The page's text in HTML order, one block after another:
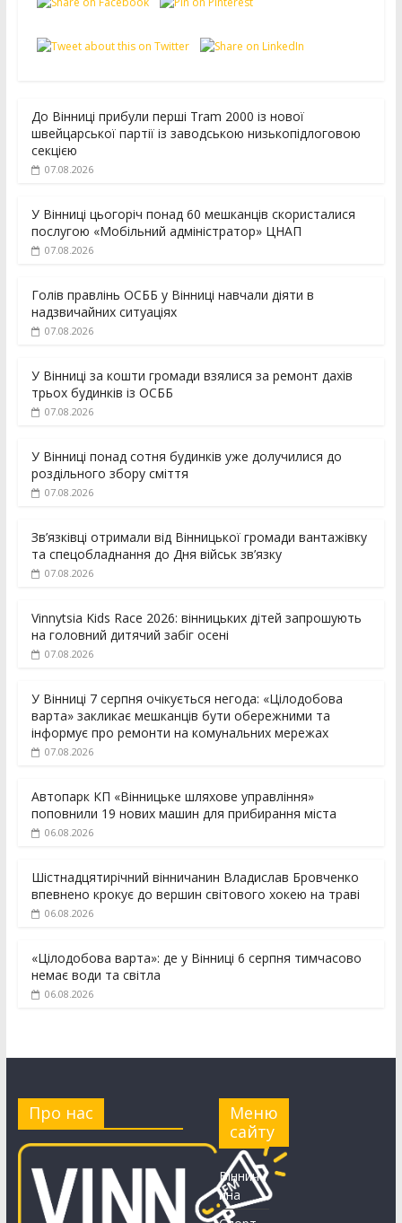
До Вінниці прибули перші Tram 2000 із нової
швейцарської партії із заводською низькопідлоговою
секцією
07.08.2026
У Вінниці цьогоріч понад 60 мешканців скористалися
послугою «Мобільний адміністратор» ЦНАП
07.08.2026
Голів правлінь ОСББ у Вінниці навчали діяти в
надзвичайних ситуаціях
07.08.2026
У Вінниці за кошти громади взялися за ремонт дахів
трьох будинків із ОСББ
07.08.2026
У Вінниці понад сотня будинків уже долучилися до
роздільного збору сміття
07.08.2026
Зв’язківці отримали від Вінницької громади вантажівку
та спецобладнання до Дня військ зв’язку
07.08.2026
Vinnytsia Kids Race 2026: вінницьких дітей запрошують
на головний дитячий забіг осені
07.08.2026
У Вінниці 7 серпня очікується негода: «Цілодобова
варта» закликає мешканців бути обережними та
інформує про ремонти на комунальних мережах
07.08.2026
Автопарк КП «Вінницьке шляхове управління»
поповнили 19 нових машин для прибирання міста
06.08.2026
Шістнадцятирічний вінничанин Владислав Бровченко
впевнено крокує до вершин світового хокею на траві
06.08.2026
«Цілодобова варта»: де у Вінниці 6 серпня тимчасово
немає води та світла
06.08.2026
Про нас
Меню
сайту
Вінничч
ина